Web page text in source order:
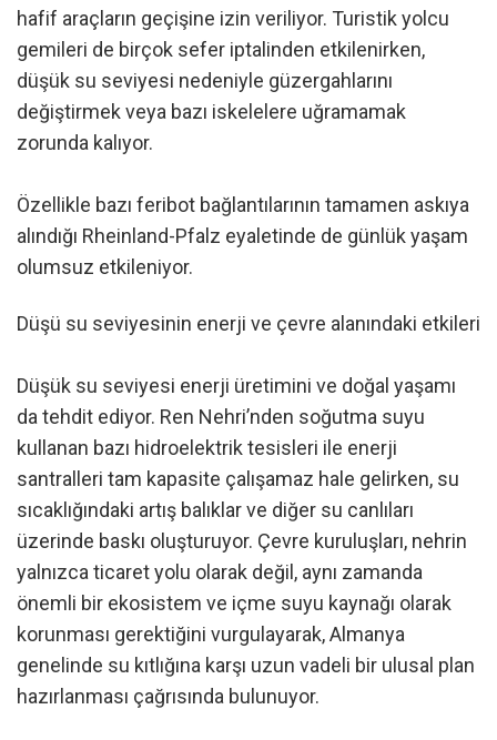
hafif araçların geçişine izin veriliyor. Turistik yolcu
gemileri de birçok sefer iptalinden etkilenirken,
düşük su seviyesi nedeniyle güzergahlarını
değiştirmek veya bazı iskelelere uğramamak
zorunda kalıyor.
Özellikle bazı feribot bağlantılarının tamamen askıya
alındığı Rheinland-Pfalz eyaletinde de günlük yaşam
olumsuz etkileniyor.
Düşü su seviyesinin enerji ve çevre alanındaki etkileri
Düşük su seviyesi enerji üretimini ve doğal yaşamı
da tehdit ediyor. Ren Nehri’nden soğutma suyu
kullanan bazı hidroelektrik tesisleri ile enerji
santralleri tam kapasite çalışamaz hale gelirken, su
sıcaklığındaki artış balıklar ve diğer su canlıları
üzerinde baskı oluşturuyor. Çevre kuruluşları, nehrin
yalnızca ticaret yolu olarak değil, aynı zamanda
önemli bir ekosistem ve içme suyu kaynağı olarak
korunması gerektiğini vurgulayarak, Almanya
genelinde su kıtlığına karşı uzun vadeli bir ulusal plan
hazırlanması çağrısında bulunuyor.